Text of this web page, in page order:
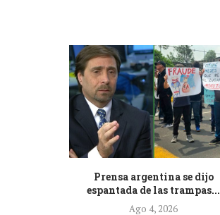
Prensa argentina se dijo
espantada de las trampas...
Ago 4, 2026